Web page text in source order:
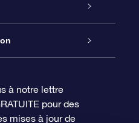
posées
à notre lettre
pour des
mises à jour de